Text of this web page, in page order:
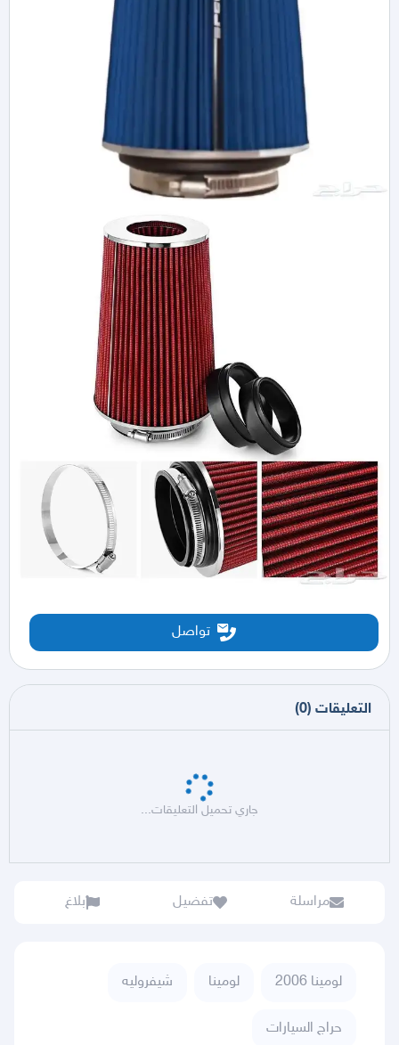
تواصل
التعليقات (
0
)
جاري تحميل التعليقات...
مراسلة تفضيل بلاغ
لومينا 2006 لومينا شيفروليه
حراج السيارات